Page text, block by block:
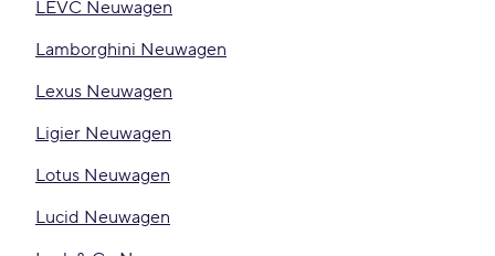
LEVC Neuwagen
Lamborghini Neuwagen
Lexus Neuwagen
Ligier Neuwagen
Lotus Neuwagen
Lucid Neuwagen